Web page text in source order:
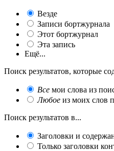
Везде
Записи бортжурнала
Этот бортжурнал
Эта запись
Ещё...
Поиск результатов, которые
Все мои слова из
Любое из моих слов
Поиск результатов в...
Заголовки и
Только заголовки